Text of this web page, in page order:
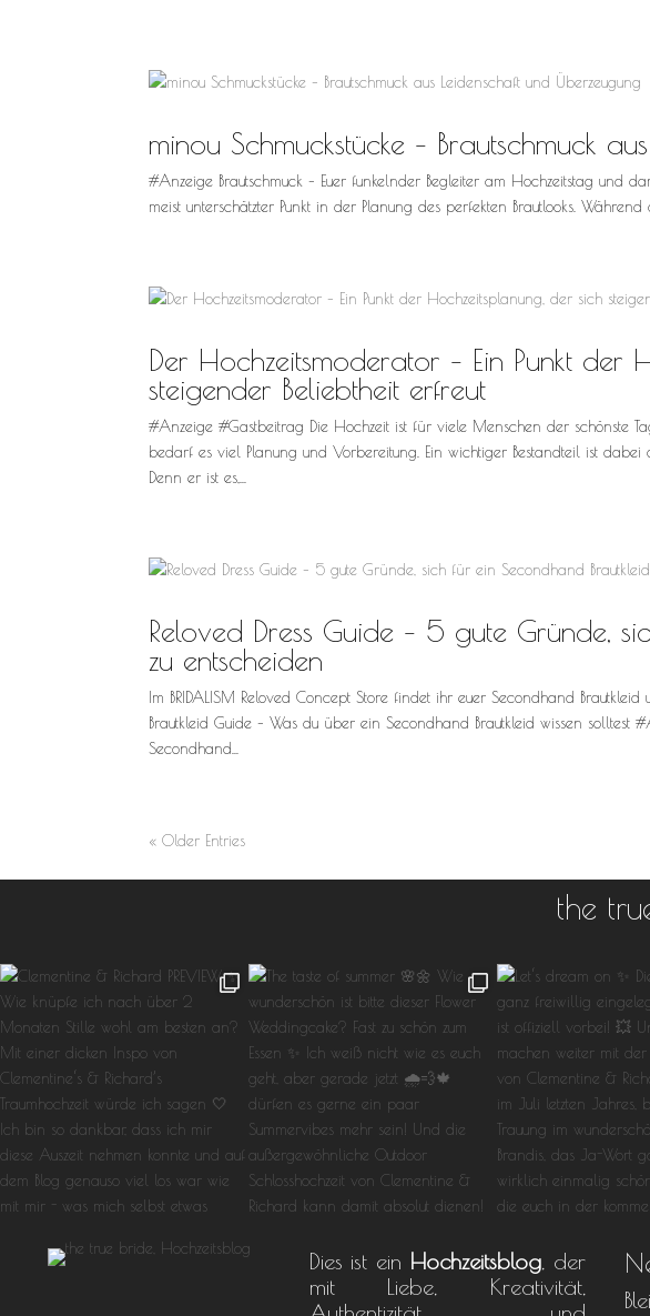
minou Schmuckstücke – Brautschmuck
#Anzeige Brautschmuck – Euer funkelnder Begleiter am Hochzeitstag und
meist unterschätzter Punkt in der Planung des perfekten Brautlooks. Während
Der Hochzeitsmoderator – Ein Punkt der
steigender Beliebtheit erfreut
#Anzeige #Gastbeitrag Die Hochzeit ist für viele Menschen der schönste
bedarf es viel Planung und Vorbereitung. Ein wichtiger Bestandteil ist
Denn er ist es,...
Reloved Dress Guide – 5 gute Gründe,
zu entscheiden
Im BRIDALISM Reloved Concept Store findet ihr euer Secondhand
Brautkleid Guide – Was du über ein Secondhand Brautkleid wissen solltest
Secondhand...
« Older Entries
the
Dies ist ein Hochzeitsblog, der
mit Liebe, Kreativität,